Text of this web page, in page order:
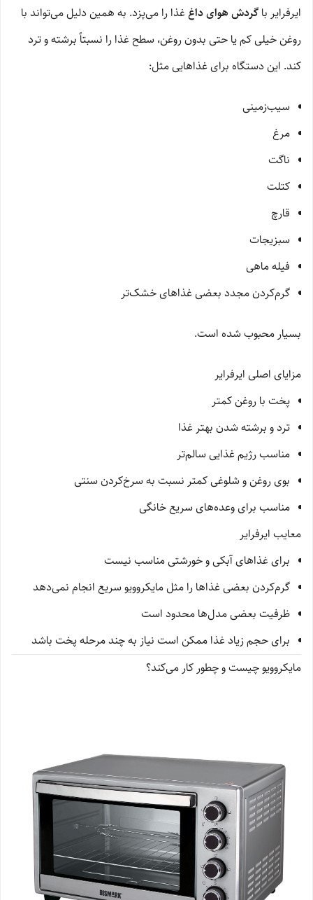
ایرفرایر با گردش هوای داغ غذا را می‌پزد. به همین دلیل می‌تواند با
روغن خیلی کم یا حتی بدون روغن، سطح غذا را نسبتاً برشته و ترد
کند. این دستگاه برای غذاهایی مثل:
سیب‌زمینی
مرغ
ناگت
کتلت
قارچ
سبزیجات
فیله ماهی
گرم‌کردن مجدد بعضی غذاهای خشک‌تر
بسیار محبوب شده است.
مزایای اصلی ایرفرایر
پخت با روغن کمتر
ترد و برشته شدن بهتر غذا
مناسب رژیم غذایی سالم‌تر
بوی روغن و شلوغی کمتر نسبت به سرخ‌کردن سنتی
مناسب برای وعده‌های سریع خانگی
معایب ایرفرایر
برای غذاهای آبکی و خورشتی مناسب نیست
گرم‌کردن بعضی غذاها را مثل مایکروویو سریع انجام نمی‌دهد
ظرفیت بعضی مدل‌ها محدود است
برای حجم زیاد غذا ممکن است نیاز به چند مرحله پخت باشد
مایکروویو چیست و چطور کار می‌کند؟